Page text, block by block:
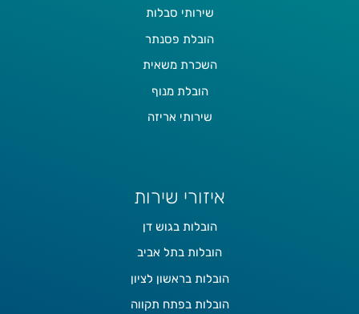
שירותי סבלות
הובלת פסנתר
השכרת משאית
הובלת מנוף
שירותי אריזה
איזורי שירות
הובלות בגוש דן
הובלות בתל אביב
הובלות בראשון לציון
הובלות בפתח תקווה